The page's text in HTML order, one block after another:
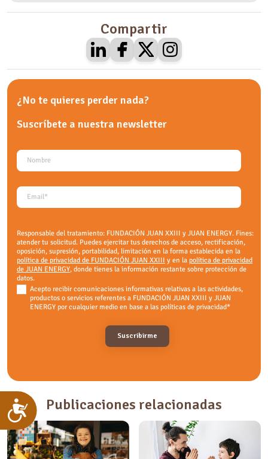
Accesibilidad
Compartir
¿No te quieres perder nada?
Suscríbete a nuestra newsletter
Responsable del tratamiento: FUNDACIÓN JUAN XXIII y JUAN ENERGY. Fines:
atender tu solicitud. Puedes ejercitar tus derechos de acceso, rectificación,
oposición, supresión, portabilidad, limitación en la forma establecida en la
política de privacidad de FUNDACIÓN JUAN XXIII y en la política de privacidad
de JUAN ENERGY, donde tienes la información restante sobre protección de
datos.
Acepto recibir comunicaciones informativas relativas a las actividades,
productos o servicios referentes a FUNDACIÓN JUAN XXIII y JUAN
ENERGY por cualquier medio en base a las políticas de privacidad*
Publicaciones relacionadas